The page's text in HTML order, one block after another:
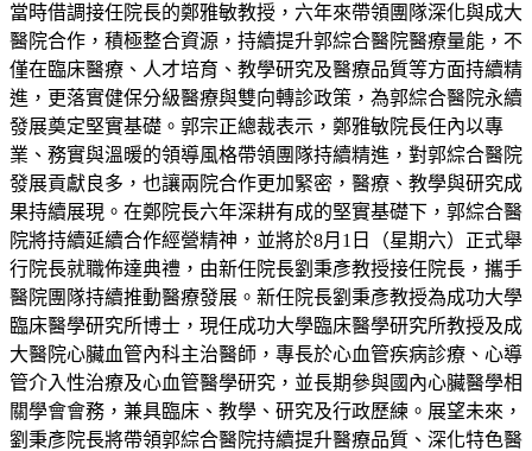
當時借調接任院長的鄭雅敏教授，六年來帶領團隊深化與成大
醫院合作，積極整合資源，持續提升郭綜合醫院醫療量能，不
僅在臨床醫療、人才培育、教學研究及醫療品質等方面持續精
進，更落實健保分級醫療與雙向轉診政策，為郭綜合醫院永續
發展奠定堅實基礎。郭宗正總裁表示，鄭雅敏院長任內以專
業、務實與溫暖的領導風格帶領團隊持續精進，對郭綜合醫院
發展貢獻良多，也讓兩院合作更加緊密，醫療、教學與研究成
果持續展現。在鄭院長六年深耕有成的堅實基礎下，郭綜合醫
院將持續延續合作經營精神，並將於8月1日（星期六）正式舉
行院長就職佈達典禮，由新任院長劉秉彥教授接任院長，攜手
醫院團隊持續推動醫療發展。新任院長劉秉彥教授為成功大學
臨床醫學研究所博士，現任成功大學臨床醫學研究所教授及成
大醫院心臟血管內科主治醫師，專長於心血管疾病診療、心導
管介入性治療及心血管醫學研究，並長期參與國內心臟醫學相
關學會會務，兼具臨床、教學、研究及行政歷練。展望未來，
劉秉彥院長將帶領郭綜合醫院持續提升醫療品質、深化特色醫